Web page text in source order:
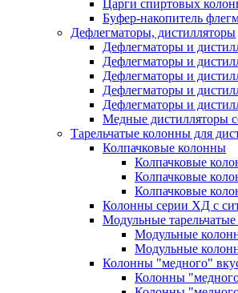
Царги спиртовых
Буфер-накопитель
Дефлегматоры, дистилляторы
Дефлегматоры и
Дефлегматоры и
Дефлегматоры и
Дефлегматоры и
Дефлегматоры и
Медные дистилляторы
Тарельчатые колонны для
Колпачковые колонны
Колпачковые
Колпачковые
Колпачковые
Колонны серии ХД с
Модульные
Модульные
Модульные
Колонны "медного"
Колонны